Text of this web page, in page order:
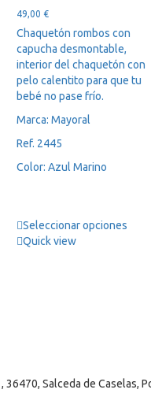
49,00€
Chaquetón rombos con
capucha desmontable,
interior del chaquetón con
pelo calentito para que tu
bebé no pase frío.
Marca: Mayoral
Ref. 2445
Color: Azul Marino
Seleccionar opciones
Quick view
36470, Salceda de Caselas,